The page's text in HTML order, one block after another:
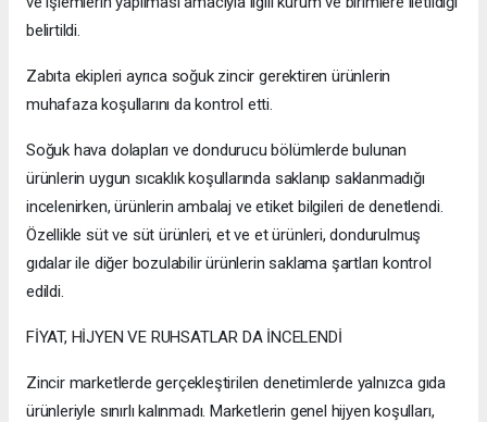
belirtildi.
Zabıta ekipleri ayrıca soğuk zincir gerektiren ürünlerin
muhafaza koşullarını da kontrol etti.
Soğuk hava dolapları ve dondurucu bölümlerde bulunan
ürünlerin uygun sıcaklık koşullarında saklanıp saklanmadığı
incelenirken, ürünlerin ambalaj ve etiket bilgileri de denetlendi.
Özellikle süt ve süt ürünleri, et ve et ürünleri, dondurulmuş
gıdalar ile diğer bozulabilir ürünlerin saklama şartları kontrol
edildi.
FİYAT, HİJYEN VE RUHSATLAR DA İNCELENDİ
Zincir marketlerde gerçekleştirilen denetimlerde yalnızca gıda
ürünleriyle sınırlı kalınmadı. Marketlerin genel hijyen koşulları,